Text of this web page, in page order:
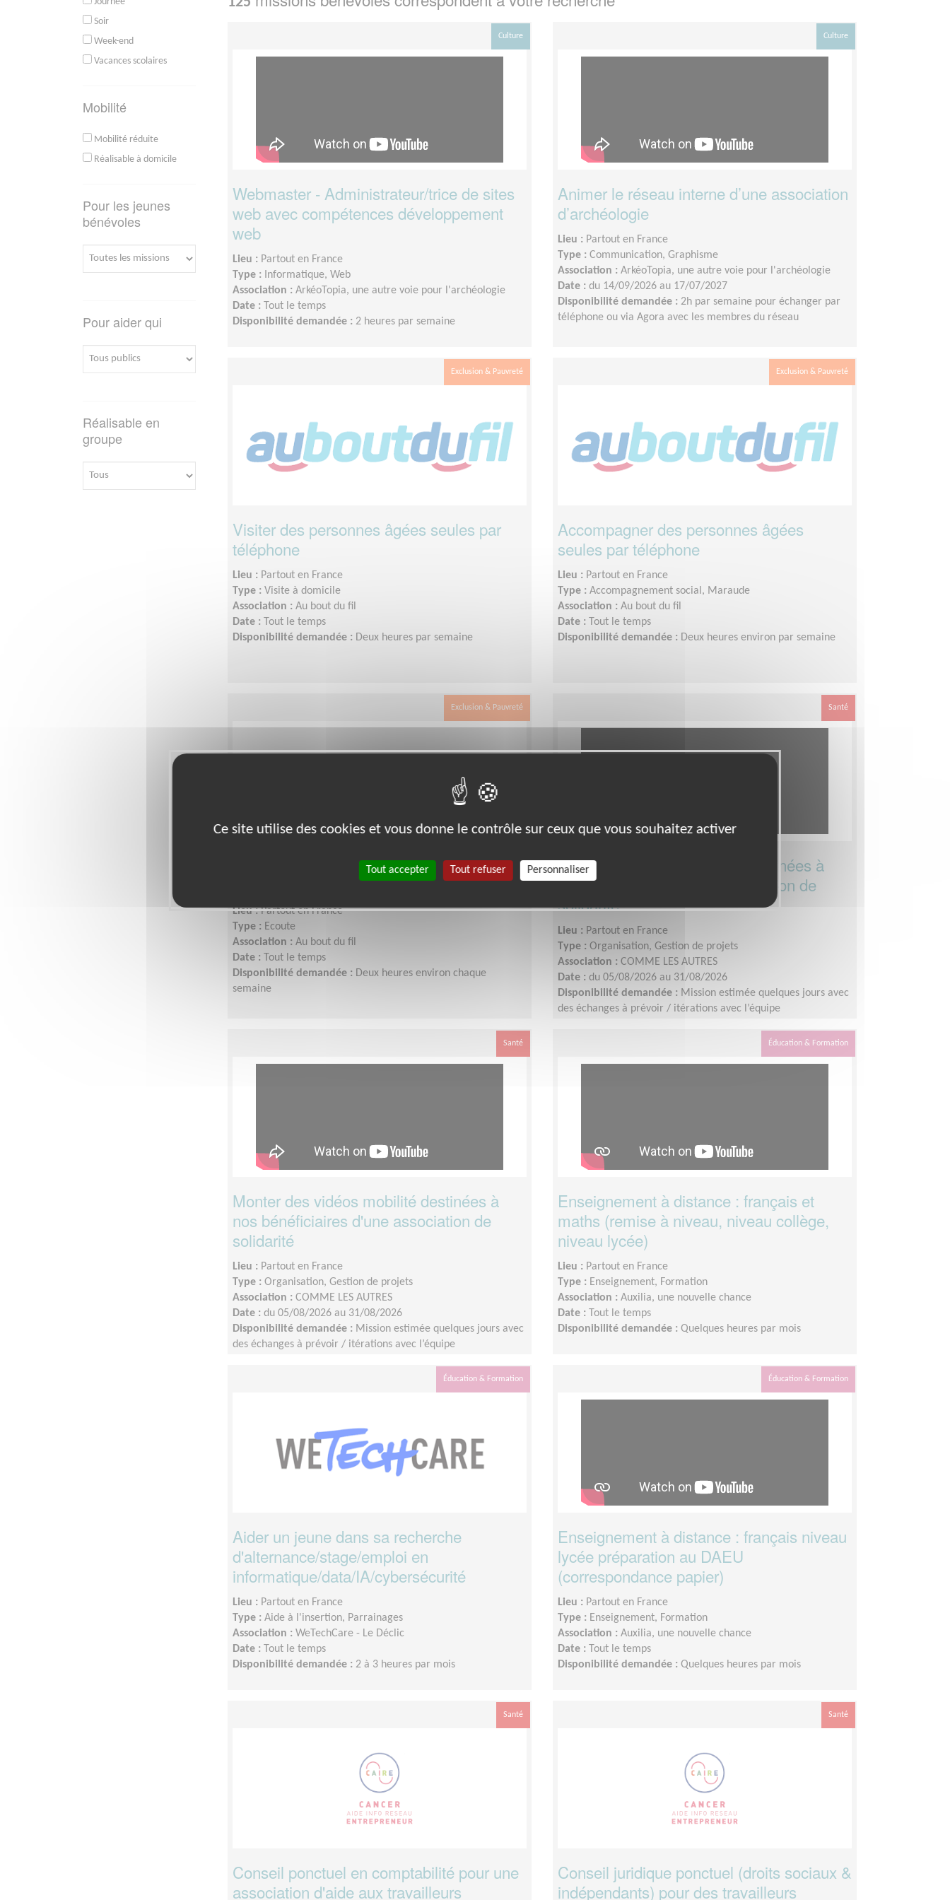
Soir
Week-end
Vacances scolaires
Mobilité
Mobilité réduite
Réalisable à domicile
Pour les jeunes
bénévoles
Pour aider qui
Réalisable en
groupe
Culture
Webmaster - Administrateur/trice de sites
web avec compétences développement
web
Lieu : Partout en France
Type :
Informatique, Web
Association : ArkéoTopia, une autre voie pour l'archéologie
Date : Tout le temps
Disponibilité demandée : 2 heures par semaine
Culture
Animer le réseau interne d’une association
d’archéologie
Lieu : Partout en France
Type : Communication, Graphisme
Association : ArkéoTopia, une autre voie pour l'archéologie
Date : du 14/09/2026 au 17/07/2027
Disponibilité demandée : 2h par semaine pour échanger par
téléphone ou via Agora avec les membres du réseau
Exclusion & Pauvreté
Visiter des personnes âgées seules par
téléphone
Lieu : Partout en France
Type : Visite à domicile
Association : Au bout du fil
Date : Tout le temps
Disponibilité demandée : Deux heures par semaine
Exclusion & Pauvreté
Accompagner des personnes âgées
seules par téléphone
Lieu : Partout en France
Type : Accompagnement social, Maraude
Association : Au bout du fil
Date : Tout le temps
Disponibilité demandée : Deux heures environ par semaine
Exclusion & Pauvreté
Bavarder avec des personnes âgées
seules par téléphone
Lieu :Partout en France
Type : Ecoute
Association : Au bout du fil
Date : Tout le temps
Disponibilité demandée : Deux heures environ chaque
semaine
Santé
Monter des vidéos mobilité destinées à
nos bénéficiaires d'une association de
solidarité
Lieu : Partout en France
Type : Organisation, Gestion de projets
Association : COMME LES AUTRES
Date : du 05/08/2026 au 31/08/2026
Disponibilité demandée : Mission estimée quelques jours avec
des échanges à prévoir / itérations avec l’équipe
du profil : idéalement avant le 10 juillet 2026. Montage : à
Santé
Monter des vidéos mobilité destinées à
nos bénéficiaires d'une association de
solidarité
Lieu : Partout en France
Type : Organisation, Gestion de projets
Association : COMME LES AUTRES
Date : du 05/08/2026 au 31/08/2026
Disponibilité demandée : Mission estimée quelques jours avec
des échanges à prévoir / itérations avec l’équipe
du profil : idéalement avant le 10 juillet 2026Montage : à
Éducation & Formation
Enseignement à distance : français et
maths (remise à niveau, niveau collège,
niveau lycée)
Lieu : Partout en France
Type : Enseignement, Formation
Association : Auxilia, une nouvelle chance
Date : Tout le temps
Disponibilité demandée : Quelques heures par mois
Éducation & Formation
Aider un jeune dans sa recherche
d'alternance/stage/emploi en
informatique/data/IA/cybersécurité
Lieu : Partout en France
Type : Aide à l'insertion, Parrainages
Association : WeTechCare - Le Déclic
Date : Tout le temps
Disponibilité demandée : 2 à 3 heures par mois
Éducation & Formation
Enseignement à distance : français niveau
lycée préparation au DAEU
(correspondance papier)
Lieu : Partout en France
Type : Enseignement, Formation
Association : Auxilia, une nouvelle chance
Date : Tout le temps
Disponibilité demandée : Quelques heures par mois
Santé
Conseil ponctuel en comptabilité pour une
association d'aide aux travailleurs
Santé
Conseil juridique ponctuel (droits sociaux &
indépendants) pour des travailleurs
Ce site utilise des cookies et vous donne le contrôle sur ceux que vous souhaitez activer
Tout accepter Tout refuser Personnaliser